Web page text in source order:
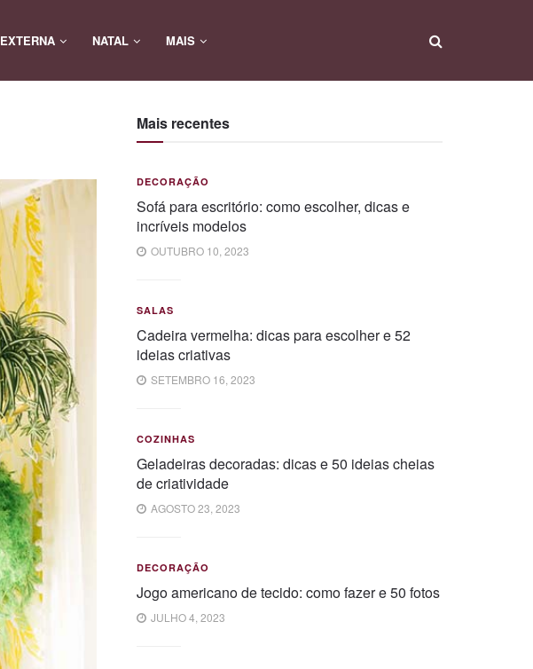
EXTERNA NATAL MAIS
Mais recentes
DECORAÇÃO
Sofá para escritório: como escolher, dicas e
incríveis modelos
OUTUBRO 10, 2023
SALAS
Cadeira vermelha: dicas para escolher e 52
ideias criativas
SETEMBRO 16, 2023
COZINHAS
Geladeiras decoradas: dicas e 50 ideias cheias
de criatividade
AGOSTO 23, 2023
DECORAÇÃO
Jogo americano de tecido: como fazer e 50 fotos
JULHO 4, 2023